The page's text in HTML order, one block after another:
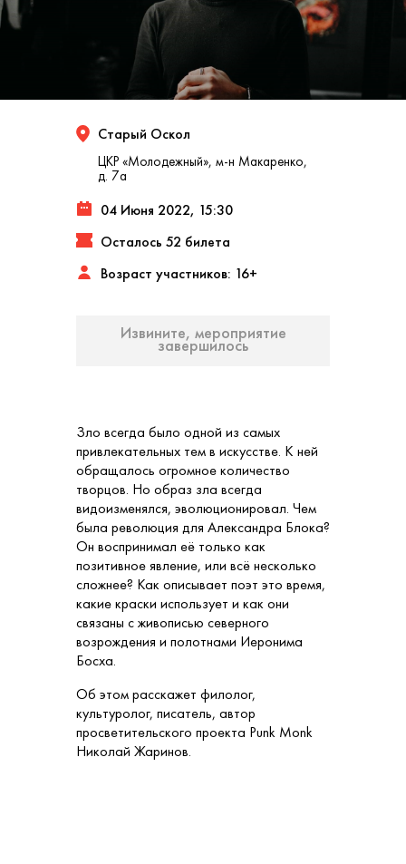
Старый Оскол
ЦКР «Молодежный», м-н Макаренко,
д. 7а
04 Июня 2022, 15:30
Осталось 52 билета
Возраст участников: 16+
Извините, мероприятие
завершилось
Зло всегда было одной из самых
привлекательных тем в искусстве. К ней
обращалось огромное количество
творцов. Но образ зла всегда
видоизменялся, эволюционировал. Чем
была революция для Александра Блока?
Он воспринимал её только как
позитивное явление, или всё несколько
сложнее? Как описывает поэт это время,
какие краски использует и как они
связаны с живописью северного
возрождения и полотнами Иеронима
Босха.
Об этом расскажет филолог,
культуролог, писатель, автор
просветительского проекта Punk Monk
Николай Жаринов.